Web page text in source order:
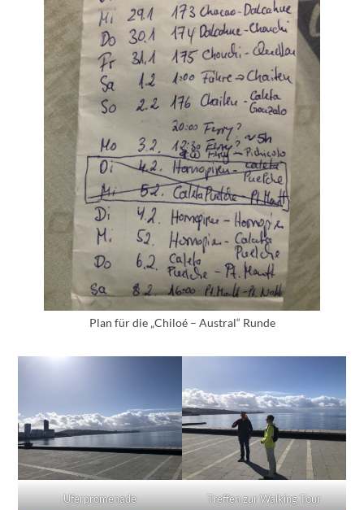
Plan für die „Chiloé – Austral“ Runde
Uferpromenade Treffen zur Walking Tour